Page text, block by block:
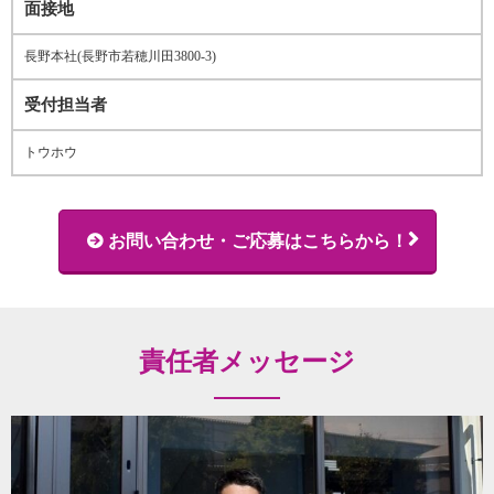
面接地
長野本社(長野市若穂川田3800-3)
受付担当者
トウホウ
お問い合わせ・ご応募はこちらから！
責任者メッセージ